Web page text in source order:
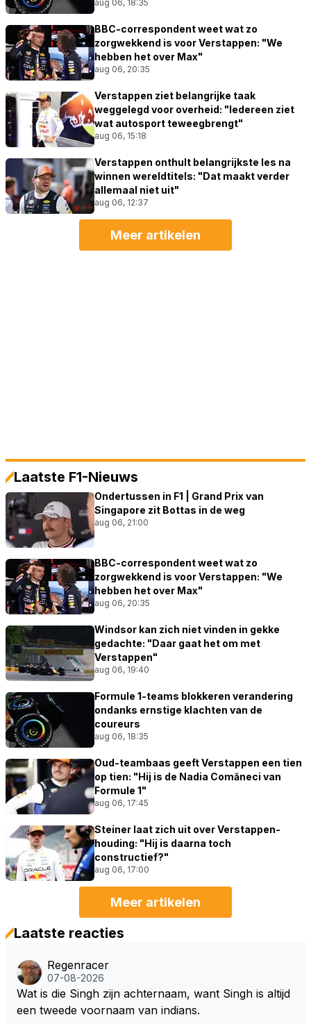
aug 06, 18:35
BBC-correspondent weet wat zo
zorgwekkend is voor Verstappen: "We
hebben het over Max"
aug 06, 20:35
Verstappen ziet belangrijke taak
weggelegd voor overheid: "Iedereen ziet
wat autosport teweegbrengt"
aug 06, 15:18
Verstappen onthult belangrijkste les na
winnen wereldtitels: "Dat maakt verder
allemaal niet uit"
aug 06, 12:37
Meer artikelen
Laatste F1-Nieuws
Ondertussen in F1 | Grand Prix van
Singapore zit Bottas in de weg
aug 06, 21:00
BBC-correspondent weet wat zo
zorgwekkend is voor Verstappen: "We
hebben het over Max"
aug 06, 20:35
Windsor kan zich niet vinden in gekke
gedachte: "Daar gaat het om met
Verstappen"
aug 06, 19:40
Formule 1-teams blokkeren verandering
ondanks ernstige klachten van de
coureurs
aug 06, 18:35
Oud-teambaas geeft Verstappen een tien
op tien: "Hij is de Nadia Comăneci van
Formule 1"
aug 06, 17:45
Steiner laat zich uit over Verstappen-
houding: "Hij is daarna toch
constructief?"
aug 06, 17:00
Meer artikelen
Laatste reacties
Regenracer
07-08-2026
Wat is die Singh zijn achternaam, want Singh is altijd
een tweede voornaam van indians.